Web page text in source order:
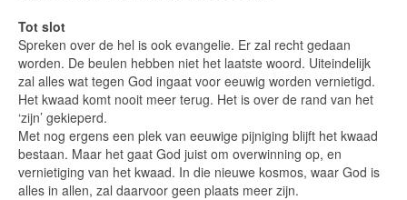
Tot slot
Spreken over de hel is ook evangelie. Er zal recht gedaan
worden. De beulen hebben niet het laatste woord. Uiteindelijk
zal alles wat tegen God ingaat voor eeuwig worden vernietigd.
Het kwaad komt nooit meer terug. Het is over de rand van het
‘zijn’ gekieperd.
Met nog ergens een plek van eeuwige pijniging blijft het kwaad
bestaan. Maar het gaat God juist om overwinning op, en
vernietiging van het kwaad. In die nieuwe kosmos, waar God is
alles in allen, zal daarvoor geen plaats meer zijn.